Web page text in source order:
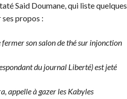
Said Doumane, qui liste quelques
propos :
son salon de thé sur injonction
du journal Liberté) est jeté
appelle à gazer les Kabyles